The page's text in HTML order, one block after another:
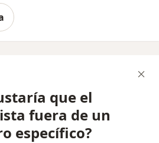
que el
fuera de un
específico?